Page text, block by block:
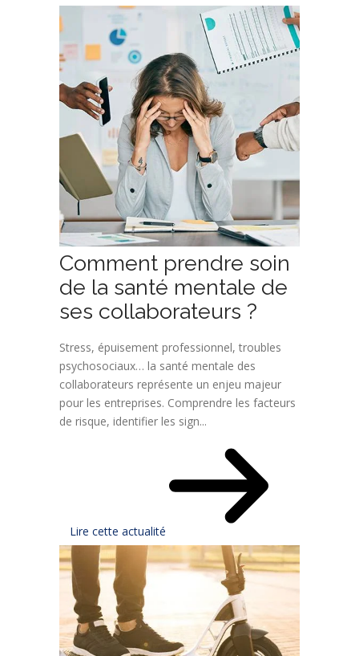
Comment prendre soin
de la santé mentale de
ses collaborateurs ?
Stress, épuisement professionnel, troubles
psychosociaux… la santé mentale des
collaborateurs représente un enjeu majeur
pour les entreprises. Comprendre les facteurs
de risque, identifier les sign...
Lire cette actualité